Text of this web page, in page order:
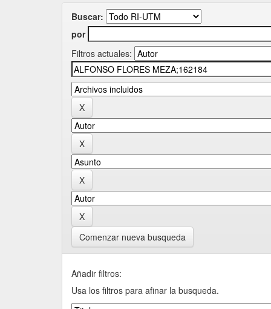
Buscar:
por
Filtros actuales:
Comenzar nueva busqueda
Añadir filtros:
Usa los filtros para afinar la busqueda.